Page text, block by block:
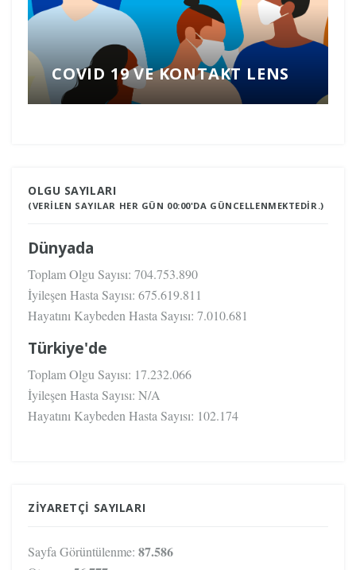
COVID 19 VE KONTAKT LENS
OLGU SAYILARI
(VERILEN SAYILAR HER GÜN 00:00'DA GÜNCELLENMEKTEDIR.)
Dünyada
Toplam Olgu Sayısı: 704.753.890
İyileşen Hasta Sayısı: 675.619.811
Hayatını Kaybeden Hasta Sayısı: 7.010.681
Türkiye'de
Toplam Olgu Sayısı: 17.232.066
İyileşen Hasta Sayısı: N/A
Hayatını Kaybeden Hasta Sayısı: 102.174
ZIYARETÇI SAYILARI
Sayfa Görüntülenme: 87.586